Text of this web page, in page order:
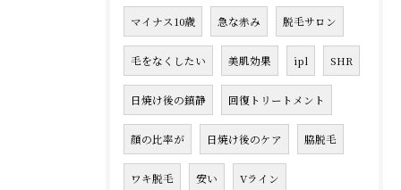
マイナス10歳 急な赤み 脱毛サロン
毛をなくしたい 美肌効果 ipl SHR
日焼け後の鎮静 回復トリートメント
顔の比率が 日焼け後のケア 脇脱毛
ワキ脱毛 安い Vライン